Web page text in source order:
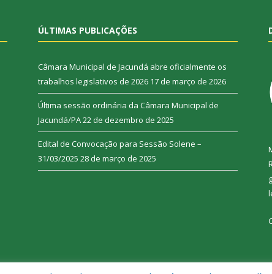
ÚLTIMAS PUBLICAÇÕES
Câmara Municipal de Jacundá abre oficialmente os
trabalhos legislativos de 2026 17 de março de 2026
Última sessão ordinária da Câmara Municipal de
Jacundá/PA22 de dezembro de 2025
Edital de Convocação para Sessão Solene –
31/03/2025 28 de março de 2025